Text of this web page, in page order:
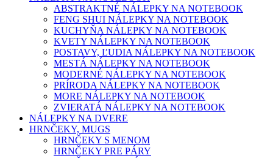
ABSTRAKTNÉ NÁLEPKY NA NOTEBOOK
FENG SHUI NÁLEPKY NA NOTEBOOK
KUCHYŇA NÁLEPKY NA NOTEBOOK
KVETY NÁLEPKY NA NOTEBOOK
POSTAVY, ĽUDIA NÁLEPKY NA NOTEBOOK
MESTÁ NÁLEPKY NA NOTEBOOK
MODERNÉ NÁLEPKY NA NOTEBOOK
PRÍRODA NÁLEPKY NA NOTEBOOK
MORE NÁLEPKY NA NOTEBOOK
ZVIERATÁ NÁLEPKY NA NOTEBOOK
NÁLEPKY NA DVERE
HRNČEKY, MUGS
HRNČEKY S MENOM
HRNČEKY PRE PÁRY